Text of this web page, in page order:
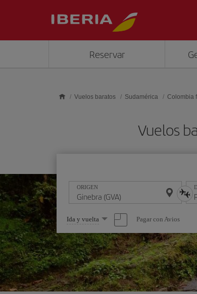
Reservar
Vuelos baratos Sudamérica Colombia
Vuelos
ORIGEN
Seleccione
una
opción
Ida y vuelta Pagar con Avios